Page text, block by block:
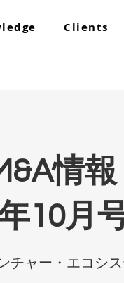
Clients
情報
10月
チャー・エコシス